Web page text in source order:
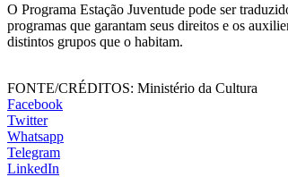
O Programa Estação Juventude pode ser
programas que garantam seus direitos e os
distintos grupos que o habitam.
FONTE/CRÉDITOS: Ministério da Cultura
Facebook
Twitter
Whatsapp
Telegram
LinkedIn